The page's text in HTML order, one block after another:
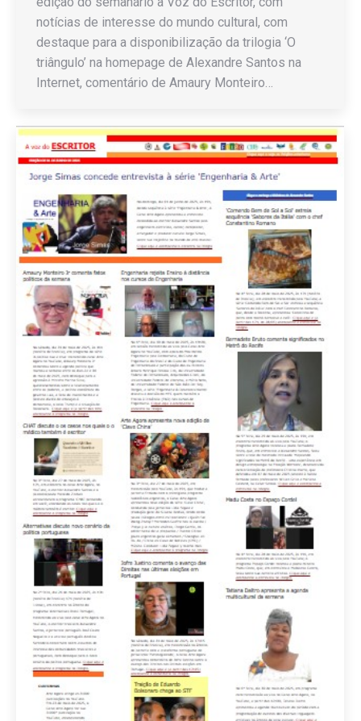
notícias de interesse do mundo cultural, com
destaque para a disponibilização da trilogia ‘O
triângulo’ na homepage de Alexandre Santos na
Internet, comentário de Amaury Monteiro…